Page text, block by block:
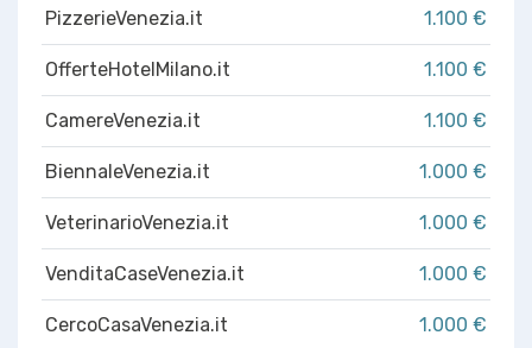
PizzerieVenezia.it 1.100 €
OfferteHotelMilano.it 1.100 €
CamereVenezia.it 1.100 €
BiennaleVenezia.it 1.000 €
VeterinarioVenezia.it 1.000 €
VenditaCaseVenezia.it 1.000 €
CercoCasaVenezia.it 1.000 €